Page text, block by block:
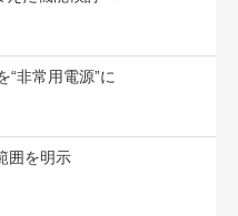
非常用電源”に
囲を明示